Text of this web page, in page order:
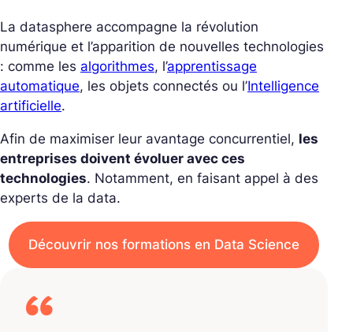
La datasphere accompagne la révolution
numérique et l’apparition de nouvelles technologies
: comme les algorithmes, l’apprentissage
automatique, les objets connectés ou l’Intelligence
artificielle.
Afin de maximiser leur avantage concurrentiel, les
entreprises doivent évoluer avec ces
technologies. Notamment, en faisant appel à des
experts de la data.
Découvrir nos formations en Data Science